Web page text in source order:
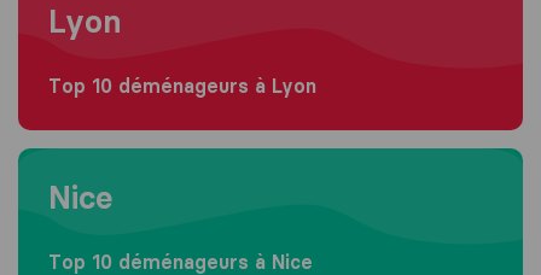
Lyon
Top 10 déménageurs à Lyon
Moving to Nice
Nice
Top 10 déménageurs à Nice